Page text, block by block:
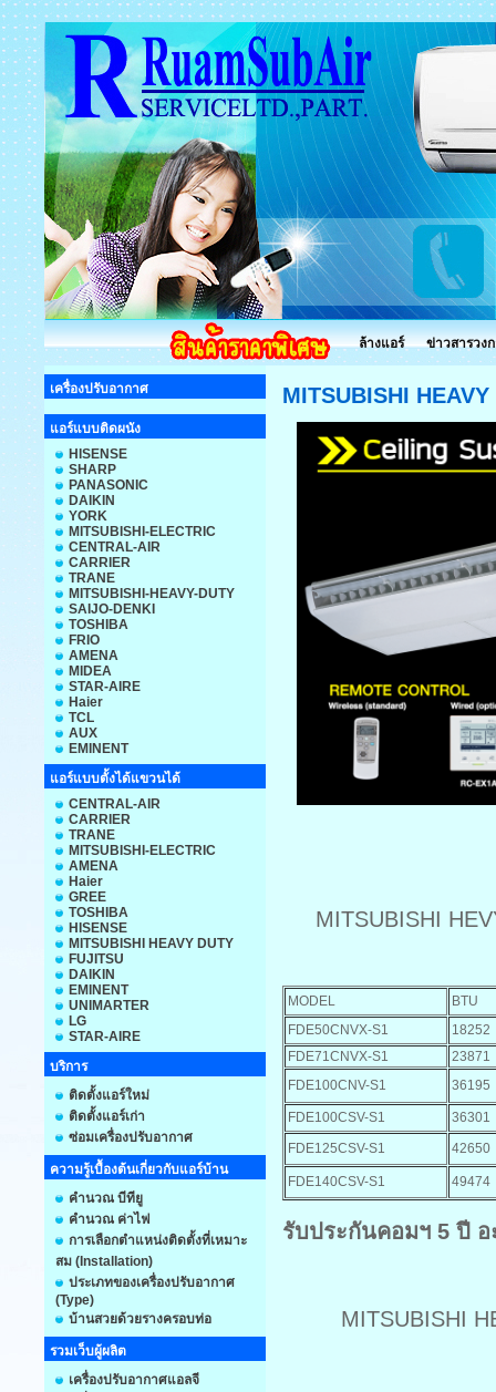
ล้างแอร์ ข่าวสารวง
เครื่องปรับอากาศ
แอร์แบบติดผนัง
HISENSE
SHARP
PANASONIC
DAIKIN
YORK
MITSUBISHI-ELECTRIC
CENTRAL-AIR
CARRIER
TRANE
MITSUBISHI-HEAVY-DUTY
SAIJO-DENKI
TOSHIBA
FRIO
AMENA
MIDEA
STAR-AIRE
Haier
TCL
AUX
EMINENT
แอร์แบบตั้งได้แขวนได้
CENTRAL-AIR
CARRIER
TRANE
MITSUBISHI-ELECTRIC
AMENA
Haier
GREE
TOSHIBA
HISENSE
MITSUBISHI HEAVY DUTY
FUJITSU
DAIKIN
EMINENT
UNIMARTER
LG
STAR-AIRE
บริการ
ติดตั้งแอร์ใหม่
ติดตั้งแอร์เก่า
ซ่อมเครื่องปรับอากาศ
ความรู้เบื้องต้นเกี่ยวกับแอร์บ้าน
คำนวณ บีทียู
คำนวณ ค่าไฟ
การเลือกตำแหน่งติดตั้งที่เหมาะ
สม (Installation)
ประเภทของเครื่องปรับอากาศ
(Type)
บ้านสวยด้วยรางครอบท่อ
รวมเว็บผู้ผลิต
เครื่องปรับอากาศแอลจี
MITSUBISHI HEAVY
MITSUBISHI
MODEL
BTU
FDE50CNVX-S1
18252
FDE71CNVX-S1
23871
FDE100CNV-S1
36195
FDE100CSV-S1
36301
FDE125CSV-S1
42650
FDE140CSV-S1 49474
รับประกันคอมฯ 5 ปี อ
MITSUBISHI